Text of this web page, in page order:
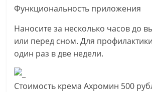
Функциональность приложения
Наносите за несколько часов до
или перед сном. Для
один раз в две недели.
Стоимость крема Ахромин 500